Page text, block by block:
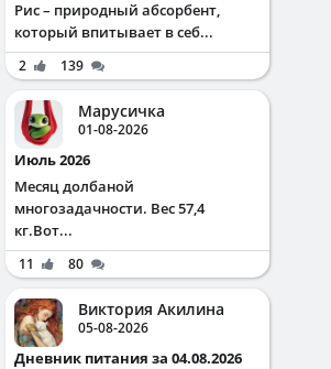
Рис – природный абсорбент,
который впитывает в себ...
2 139
Марусичка
01-08-2026
Июль 2026
Месяц долбаной
многозадачности. Вес 57,4
кг.Вот...
11 80
Виктория Акилина
05-08-2026
Дневник питания за 04.08.2026